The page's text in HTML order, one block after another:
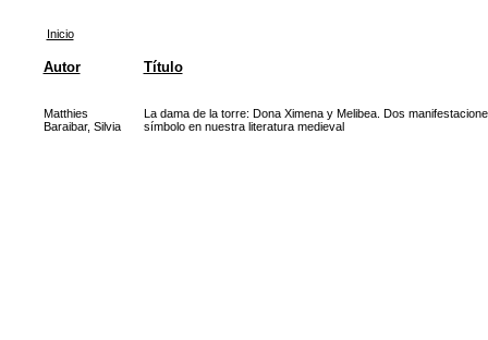
Inicio
Autor Título
Matthies
Baraibar, Silvia
La dama de la torre: Dona Ximena y Melibea. Dos
símbolo en nuestra literatura medieval